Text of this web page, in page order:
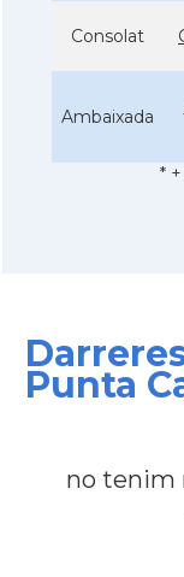
Consolat
Ambaixada
*
Punta
no tenim